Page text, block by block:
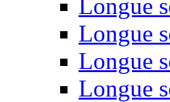
Longue
Longue
Longue
Longue